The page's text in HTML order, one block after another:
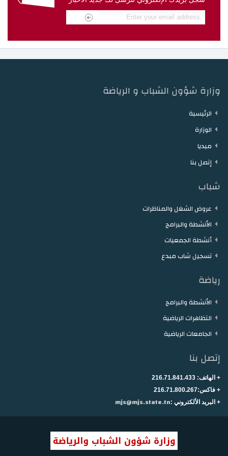
دار الشباب توزر دار الشباب دقاش دار الشباب نفطة
وزارة شؤون الشباب و الرياضة
الرئيسية
الوزارة
ميديا
إتصل بنا
شباب
عروض الشغل والمناظرات
الأنشطة والبرامج
أنشطة الجمعيات
تسجيل شاب مبدع
رياضة
الأنشطة والبرامج
التظاهرات الرياضية
الجامعات الرياضية
إتصل بنا
+ الهاتف: 216.71.841.433
+ فاكس:216.71.800.267
+ البريد الألكتروني :mjs@mjs.state.tn